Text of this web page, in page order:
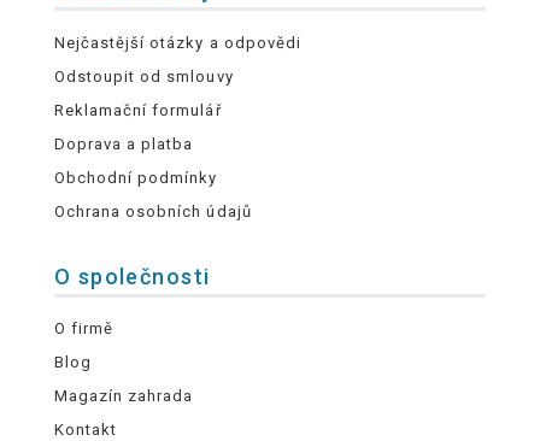
Nejčastější otázky a odpovědi
Odstoupit od smlouvy
Reklamační formulář
Doprava a platba
Obchodní podmínky
Ochrana osobních údajů
O společnosti
O firmě
Blog
Magazín zahrada
Kontakt